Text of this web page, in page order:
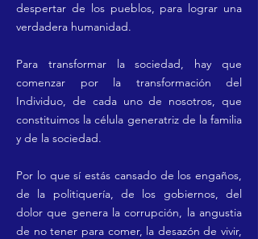
despertar de los pueblos, para lograr una
verdadera humanidad.
Para transformar la sociedad, hay que
comenzar por la transformación del
Individuo, de cada uno de nosotros, que
constituimos la célula generatriz de la familia
y de la sociedad.
Por lo que sí estás cansado de los engaños,
de la politiquería, de los gobiernos, del
dolor que genera la corrupción, la angustia
de no tener para comer, la desazón de vivir,